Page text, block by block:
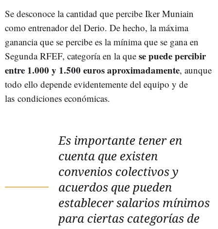
Se desconoce la cantidad que percibe Iker Muniain
como entrenador del Derio. De hecho, la máxima
ganancia que se percibe es la mínima que se gana en
Segunda RFEF, categoría en la que se puede percibir
entre 1.000 y 1.500 euros aproximadamente, aunque
todo ello depende evidentemente del equipo y de
las condiciones económicas.
Es importante tener en
cuenta que existen
convenios colectivos y
acuerdos que pueden
establecer salarios mínimos
para ciertas categorías de